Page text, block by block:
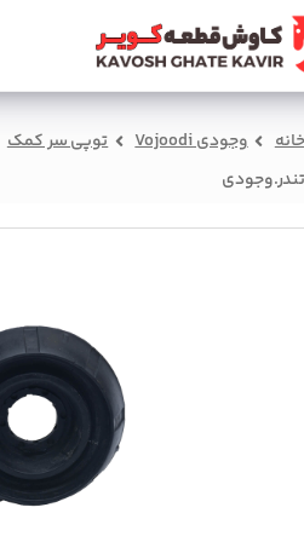
اصلی
سبد خرید درباره ما
خانه وجودی Vojoodi توپی سر کمک